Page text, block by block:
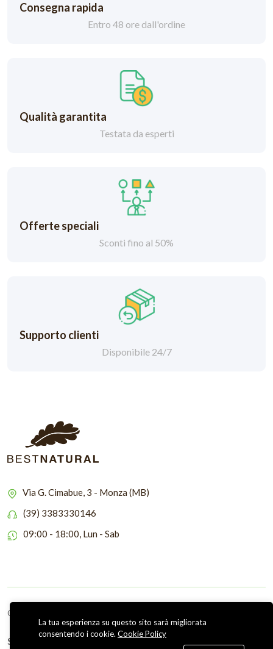
Consegna rapida
Entro 48 ore dall'ordine
Qualità garantita
Testata da esperti
Offerte speciali
Sconti fino al 50%
Supporto clienti
Disponibile 24/7
Via G. Cimabue, 3 - Monza (MB)
(39) 3383330146
09:00 - 18:00, Lun - Sab
Copyright © 2026 Bestnatural
Seguici su
La tua esperienza su questo sito sarà migliorata
consentendo i cookie. Cookie Policy